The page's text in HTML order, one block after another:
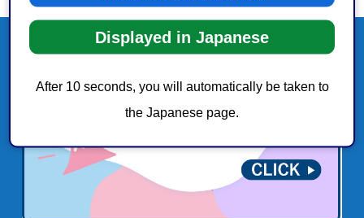
Displayed in Japanese
After 10 seconds, you will automatically be taken to
the Japanese page.